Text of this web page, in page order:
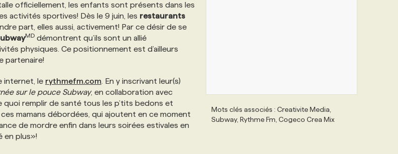
officiellement, les enfants sont présents dans les
activités sportives! Dès le 9 juin, les restaurants
part, elles aussi, activement! Par ce désir de se
MD démontrent qu’ils sont un allié
physiques. Ce positionnement est d’ailleurs
partenaire!
internet, le rythmefm.com . En y inscrivant leur(s)
sur le pouce Subway, en collaboration avec
quoi remplir de santé tous les p’tits bedons et
mamans débordées, qui ajoutent en ce moment
de mordre enfin dans leurs soirées estivales en
en plus»!
Mots clés associés : Creativite Media,
Subway, Rythme Fm, Cogeco Crea Mix